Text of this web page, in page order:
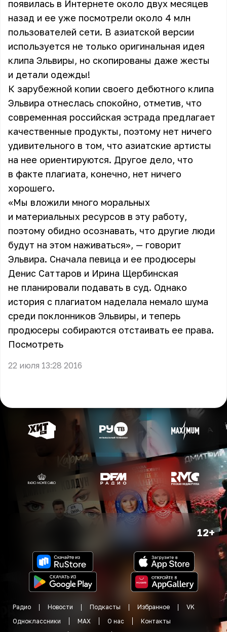
появилась в Интернете около двух месяцев
назад и ее уже посмотрели около 4 млн
пользователей сети. В азиатской версии
используется не только оригинальная идея
клипа Эльвиры, но скопированы даже жесты
и детали одежды!
К зарубежной копии своего дебютного клипа
Эльвира отнеслась спокойно, отметив, что
современная российская эстрада предлагает
качественные продукты, поэтому нет ничего
удивительного в том, что азиатские артисты
на нее ориентируются. Другое дело, что
в факте плагиата, конечно, нет ничего
хорошего.
«Мы вложили много моральных
и материальных ресурсов в эту работу,
поэтому обидно осознавать, что другие люди
будут на этом наживаться», — говорит
Эльвира. Сначала певица и ее продюсеры
Денис Саттаров и Ирина Щербинская
не планировали подавать в суд. Однако
история с плагиатом наделала немало шума
среди поклонников Эльвиры, и теперь
продюсеры собираются отстаивать ее права.
Посмотреть
22 июля 13:28 2016
12+
Радио Новости Подкасты Избранное
VK
Одноклассники
MAX О нас
Контакты